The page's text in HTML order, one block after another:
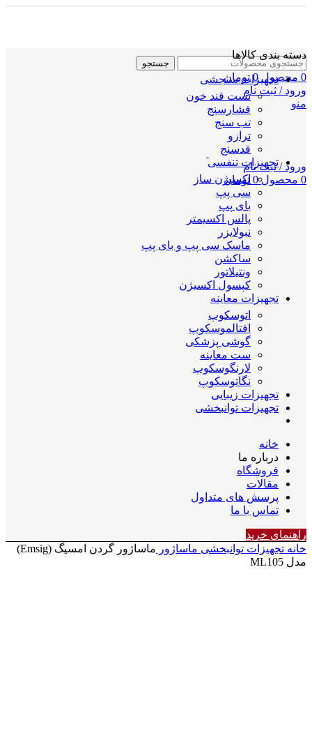
جستجو
0 محصول 0 تومان
ورود / ثبت نام
منو
ورود / ثبت نام
0 محصول 0 تومان
دسته بندی کالاها
تجهیزات سنجشی
تست قند خون
فشارسنج
تب سنج
ترازو
قدسنج
تجهیزات تنفسی
اکسیژن ساز
سی پپ
بای پپ
پالس اکسیمتر
نبولایزر
ماسک سی پپ و بای پپ
ساکشن
ونتیلاتور
کپسول اکسیژن
تجهیزات معاینه
اتوسکوپ
افتالموسکوپ
گوشی پزشکی
ست معاینه
لارنگوسکوپ
نگاتوسکوپ
تجهیزات زیبایی
تجهیزات توانبخشی
خانه
درباره ما
فروشگاه
مقالات
پرسش های متداول
تماس با ما
راهنمای خرید
خانه تجهیزات توانبخشی ماساژور
ماساژور گردن امسیگ (Emsig)
مدل ML105